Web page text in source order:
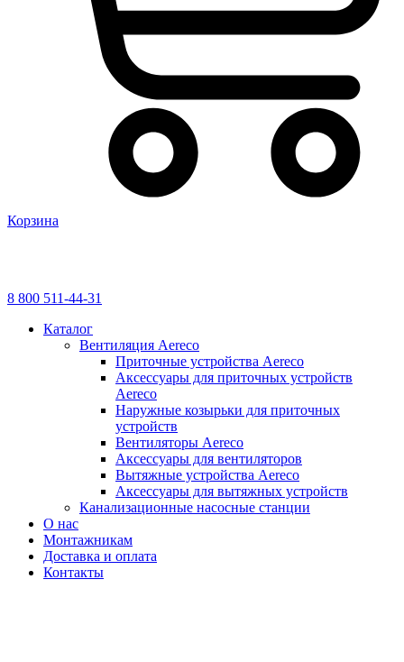
Корзина
8 800 511-44-31
Каталог
Вентиляция Aereco
Приточные устройства Aereco
Аксессуары для приточных устройств
Aereco
Наружные козырьки для приточных
устройств
Вентиляторы Aereco
Аксессуары для вентиляторов
Вытяжные устройства Aereco
Аксессуары для вытяжных устройств
Канализационные насосные станции
О нас
Монтажникам
Доставка и оплата
Контакты